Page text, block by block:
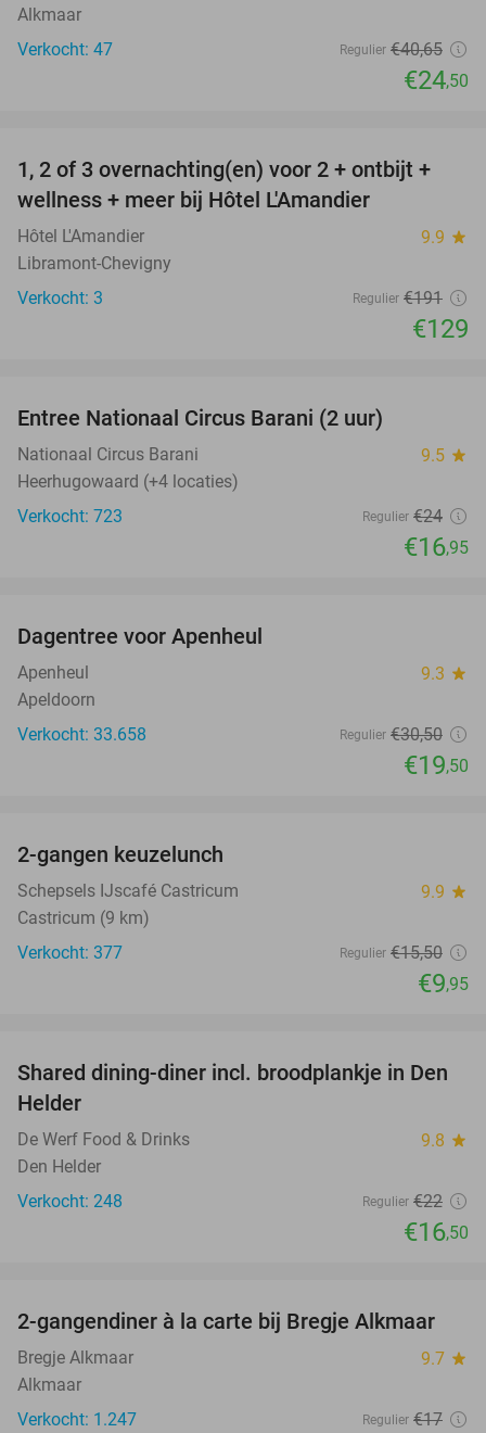
Alkmaar
Verkocht: 47
Regulier €40,65
€24,50
32%
TODAY
1, 2 of 3 overnachting(en) voor 2 + ontbijt +
wellness + meer bij Hôtel L'Amandier
Hôtel L'Amandier 9.9 star
Libramont-Chevigny
Verkocht: 3
Regulier €191
€129
Entree Nationaal Circus Barani (2 uur)
Nationaal Circus Barani 9.5 star
Heerhugowaard (+4 locaties)
Verkocht: 723
Regulier €24
€16,95
Dagentree voor Apenheul
Apenheul 9.3 star
Apeldoorn
Verkocht: 33.658
Regulier €30,50
€19,50
2-gangen keuzelunch
Schepsels IJscafé Castricum 9.9 star
Castricum (9 km)
Verkocht: 377
Regulier €15,50
€9,95
25%
Shared dining-diner incl. broodplankje in Den
Helder
De Werf Food & Drinks 9.8 star
Den Helder
Verkocht: 248
Regulier €22
€16,50
12%
2-gangendiner à la carte bij Bregje Alkmaar
Bregje Alkmaar 9.7 star
Alkmaar
Verkocht: 1.247
Regulier €17